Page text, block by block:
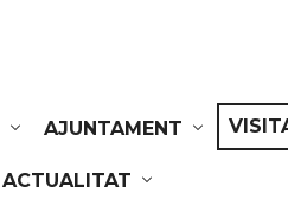
AJUNTAMENT
ACTUALITAT